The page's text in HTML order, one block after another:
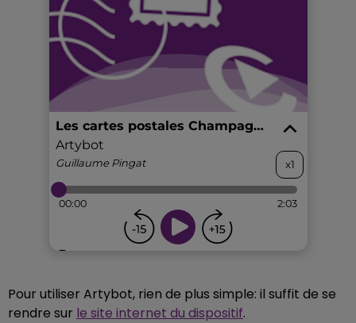
Pour utiliser Artybot, rien de plus simple: il suffit de se
rendre sur le site internet du dispositif.